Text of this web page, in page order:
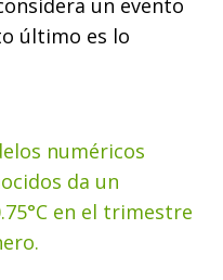
un evento
último es lo
numéricos
da un
en el trimestre